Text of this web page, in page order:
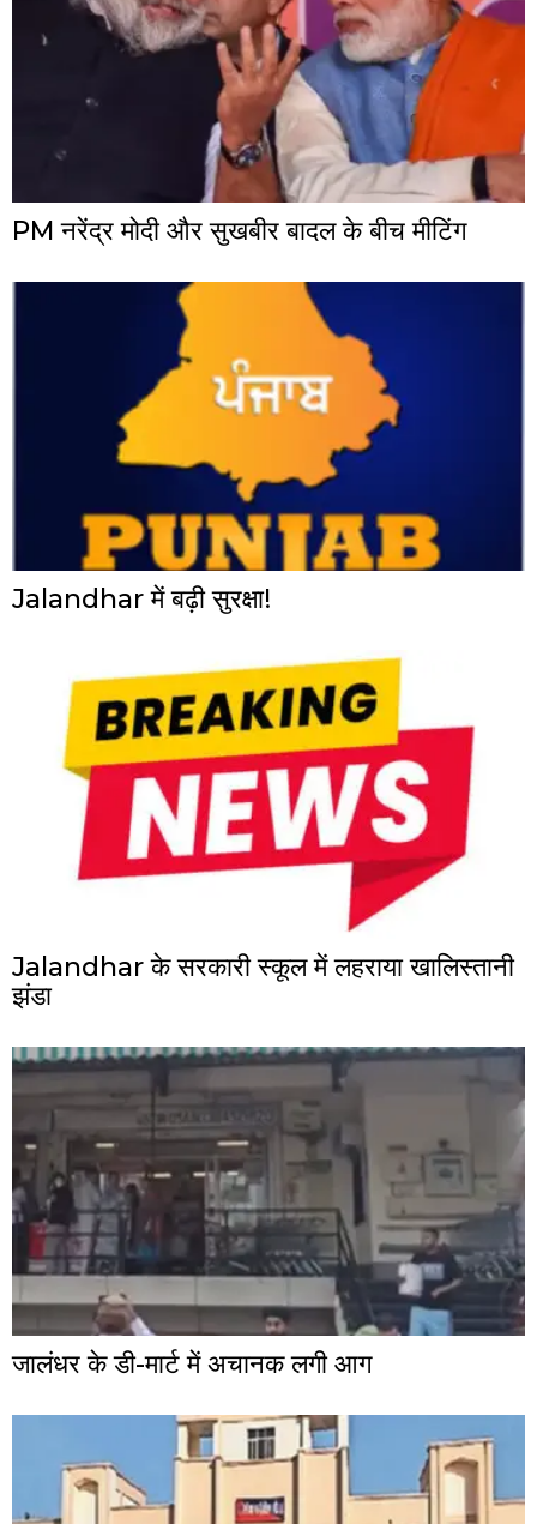
PM नरेंद्र मोदी और सुखबीर बादल के बीच मीटिंग
Jalandhar में बढ़ी सुरक्षा!
Jalandhar के सरकारी स्कूल में लहराया खालिस्तानी
झंडा
जालंधर के डी-मार्ट में अचानक लगी आग